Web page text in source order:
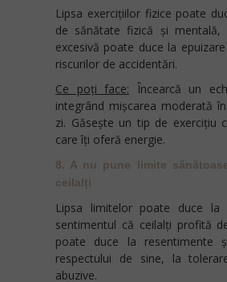
Lipsa exercițiilor fizice poate
de sănătate fizică și mentală,
excesivă poate duce la
riscurilor de accidentări.
Ce poți face: Încearcă un
integrând mișcarea moderată
zi. Găsește un tip de exercițiu
care îți oferă energie.
8. A nu pune limite
ceilalți
Lipsa limitelor poate duce la
sentimentul că ceilalți profită
poate duce la resentimente
respectului de sine, la
abuzive.